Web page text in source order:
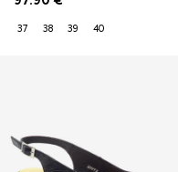
37 38 39 40